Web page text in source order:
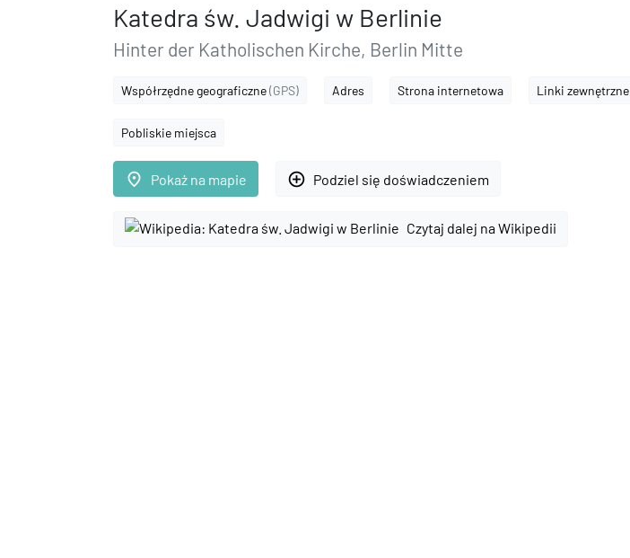
Katedra św. Jadwigi w Berlinie
Hinter der Katholischen Kirche, Berlin Mitte
Współrzędne geograficzne(GPS) Adres Strona internetowa Linki zewnętrzne
Pobliskie miejsca
place Pokaż na mapie add_circle_outline Podziel się doświadczeniem
Czytaj dalej na Wikipedii